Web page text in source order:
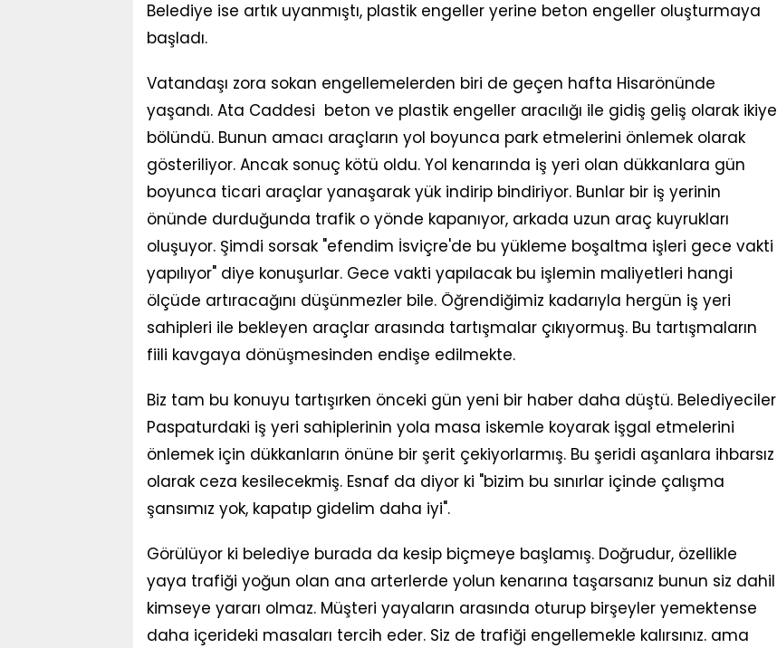
Belediye ise artık uyanmıştı, plastik engeller yerine beton engeller oluşturmaya
başladı.
Vatandaşı zora sokan engellemelerden biri de geçen hafta Hisarönünde
yaşandı. Ata Caddesi beton ve plastik engeller aracılığı ile gidiş geliş olarak ikiye
bölündü. Bunun amacı araçların yol boyunca park etmelerini önlemek olarak
gösteriliyor. Ancak sonuç kötü oldu. Yol kenarında iş yeri olan dükkanlara gün
boyunca ticari araçlar yanaşarak yük indirip bindiriyor. Bunlar bir iş yerinin
önünde durduğunda trafik o yönde kapanıyor, arkada uzun araç kuyrukları
oluşuyor. Şimdi sorsak "efendim İsviçre'de bu yükleme boşaltma işleri gece vakti
yapılıyor" diye konuşurlar. Gece vakti yapılacak bu işlemin maliyetleri hangi
ölçüde artıracağını düşünmezler bile. Öğrendiğimiz kadarıyla hergün iş yeri
sahipleri ile bekleyen araçlar arasında tartışmalar çıkıyormuş. Bu tartışmaların
fiili kavgaya dönüşmesinden endişe edilmekte.
Biz tam bu konuyu tartışırken önceki gün yeni bir haber daha düştü. Belediyeciler
Paspaturdaki iş yeri sahiplerinin yola masa iskemle koyarak işgal etmelerini
önlemek için dükkanların önüne bir şerit çekiyorlarmış. Bu şeridi aşanlara ihbarsız
olarak ceza kesilecekmiş. Esnaf da diyor ki "bizim bu sınırlar içinde çalışma
şansımız yok, kapatıp gidelim daha iyi".
Görülüyor ki belediye burada da kesip biçmeye başlamış. Doğrudur, özellikle
yaya trafiği yoğun olan ana arterlerde yolun kenarına taşarsanız bunun siz dahil
kimseye yararı olmaz. Müşteri yayaların arasında oturup birşeyler yemektense
daha içerideki masaları tercih eder. Siz de trafiği engellemekle kalırsınız. ama